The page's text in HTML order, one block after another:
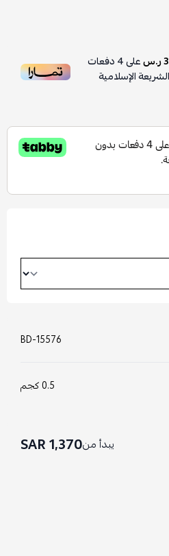
على4دفعات
الإسلامية
BD-15576
0.5 كجم
يبدأ من1,370 SAR